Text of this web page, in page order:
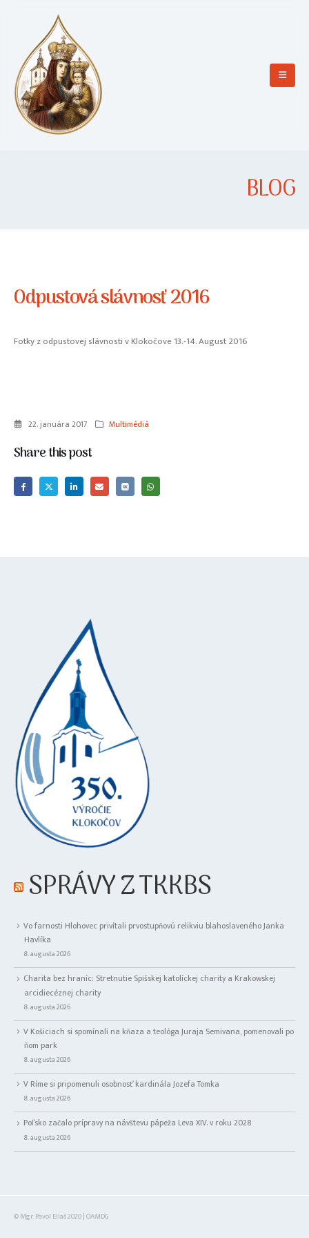
BLOG
Odpustová slávnosť 2016
Fotky z odpustovej slávnosti v Klokočove 13.-14. August 2016
22. januára 2017 Multimédiá
Share this post
SPRÁVY Z TKKBS
Vo farnosti Hlohovec privítali prvostupňovú relikviu blahoslaveného Janka
Havlíka
8. augusta 2026
Charita bez hraníc: Stretnutie Spišskej katolíckej charity a Krakowskej
arcidiecéznej charity
8. augusta 2026
V Košiciach si spomínali na kňaza a teológa Juraja Semivana, pomenovali po
ňom park
8. augusta 2026
V Ríme si pripomenuli osobnosť kardinála Jozefa Tomka
8. augusta 2026
Poľsko začalo prípravy na návštevu pápeža Leva XIV. v roku 2028
8. augusta 2026
© Mgr. Pavol Eliaš 2020 | OAMDG